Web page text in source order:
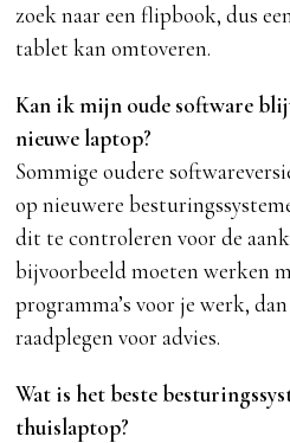
zoek naar een flipbook, dus
tablet kan omtoveren.
Kan ik mijn oude software
nieuwe laptop?
Sommige oudere
op nieuwere
dit te controleren voor de
bijvoorbeeld moeten werken
programma’s voor je werk,
raadplegen voor advies.
Wat is het beste
thuislaptop?